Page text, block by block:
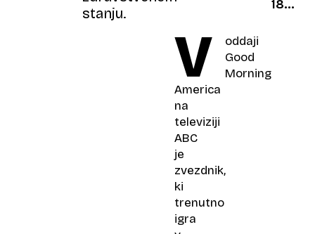
stanju.
V
oddaji
Good
Morning
America
na
televiziji
ABC
je
zvezdnik,
ki
trenutno
igra
18h